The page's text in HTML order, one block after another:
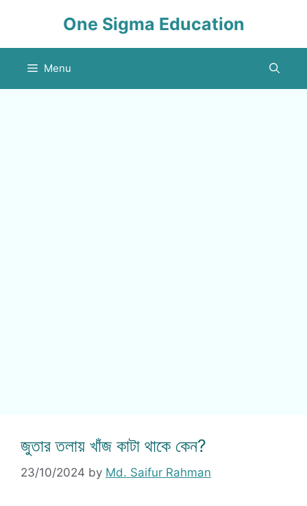
One Sigma Education
Menu
জুতার তলায় খাঁজ কাটা থাকে কেন?
23/10/2024 by Md. Saifur Rahman